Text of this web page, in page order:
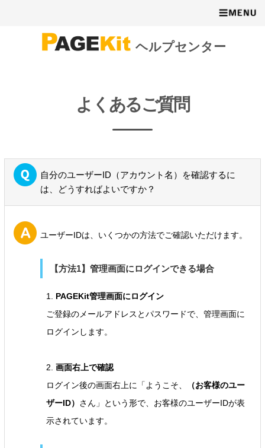
ヘルプセンター
よくあるご質問
自分のユーザーID（アカウント名）を確認するに
は、どうすればよいですか？
ユーザーIDは、いくつかの方法でご確認いただけます。
【方法1】管理画面にログインできる場合
1. PAGEKit管理画面にログイン
ご登録のメールアドレスとパスワードで、管理画面に
ログインします。
2. 画面右上で確認
ログイン後の画面右上に「ようこそ、
（お客様のユー
ザーID） さん」という形で、お客様のユーザーIDが表
示されています。